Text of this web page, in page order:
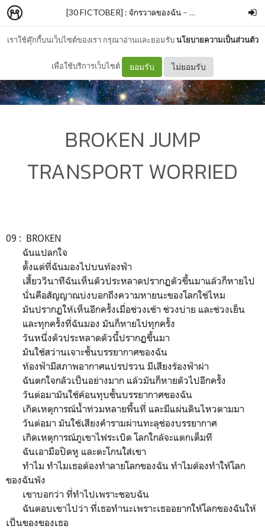
เราใช้คุ๊กกี้บนเว็บไซต์ของเรา กรุณาอ่านและยอมรับนโยบายความเป็นส่วนตัว
เพื่อใช้บริการเว็บไซต์ ยอมรับ ไม่ยอมรับ
[30 FICTOBER] : จักรวาลของฉัน – Hacker Dewdie
BROKEN JUMP
TRANSPORT WORRIED
09 : BROKEN
ฉันแปลกใจ
ตั้งแต่ที่ฉันมองไปบนท้องฟ้า
เสี้ยววินาทีฉันเห็นตัวประหลาดปรากฏตัวขึ้นมาแล้วก็หายไป
นั่นคือสัญญาณบ่งบอกถึงความหายนะของโลกใช่ไหม
มันปรากฏให้เห็นอีกครั้งเมื่อช่วงเช้า ช่วงบ่าย และช่วงเย็น
และทุกครั้งที่ฉันมอง มันก็หายไปทุกครั้ง
วันหนึ่งตัวประหลาดตัวนี้ปรากฏขึ้นมา
มันใช้สว่านเจาะชั้นบรรยากาศของฉัน
ท้องฟ้ามีสภาพอากาศแปรปรวน มีเสียงร้องฟ้าผ่า
ฉันตกใจกลัวเป็นอย่างมาก แล้วมันก็หายตัวไปอีกครั้ง
วันต่อมามันใช้ค้อนทุบชั้นบรรยากาศของฉัน
เกิดเหตุการณ์น้ำท่วมหลายพื้นที่ และมีแผ่นดินไหวตามมา
วันต่อมา มันใช้เสียงคำรามผ่านทะลุช่องบรรยากาศ
เกิดเหตุการณ์ภูเขาไฟระเบิด โลกใกล้จะแตกเต็มที
ฉันเอามือปิดหู และตะโกนใส่เขา
ทำไม ทำไมเธอต้องทำลายโลกของฉัน ทำไมต้องทำให้โลก
ของฉันพัง
เขาบอกว่า ที่ทำไปเพราะชอบฉัน
ฉันตอบเขาไปว่า ที่เธอทำนะเพราะเธออยากให้โลกของฉันให้
เป็นของของเธอ